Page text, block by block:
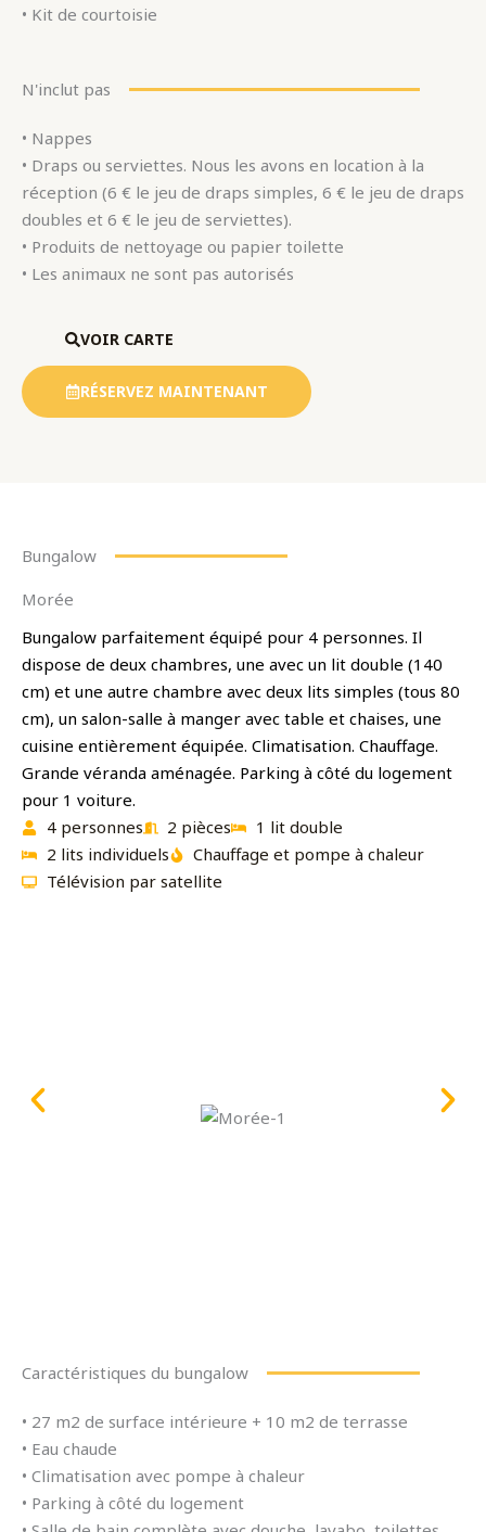
• Kit de courtoisie
N'inclut pas
• Nappes
• Draps ou serviettes. Nous les avons en location à la
réception (6 € le jeu de draps simples, 6 € le jeu de draps
doubles et 6 € le jeu de serviettes).
• Produits de nettoyage ou papier toilette
• Les animaux ne sont pas autorisés
VOIR CARTE
RÉSERVEZ MAINTENANT
Bungalow
Morée
Bungalow parfaitement équipé pour 4 personnes. Il
dispose de deux chambres, une avec un lit double (140
cm) et une autre chambre avec deux lits simples (tous 80
cm), un salon-salle à manger avec table et chaises, une
cuisine entièrement équipée. Climatisation. Chauffage.
Grande véranda aménagée. Parking à côté du logement
pour 1 voiture.
4 personnes
2 pièces
1 lit double
2 lits individuels
Chauffage et pompe à chaleur
Télévision par satellite
Caractéristiques du bungalow
• 27 m2 de surface intérieure + 10 m2 de terrasse
• Eau chaude
• Climatisation avec pompe à chaleur
• Parking à côté du logement